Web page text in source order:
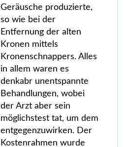
Geräusche produzierte,
so wie bei der
Entfernung der alten
Kronen mittels
Kronenschnappers. Alles
in allem waren es
denkabr unentspannte
Behandlungen, wobei
der Arzt aber sein
möglichstest tat, um dem
entgegenzuwirken. Der
Kostenrahmen wurde